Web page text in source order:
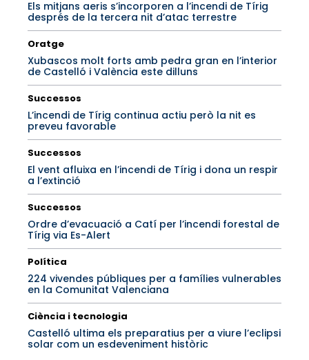
Els mitjans aeris s’incorporen a l’incendi de Tírig
després de la tercera nit d’atac terrestre
Oratge
Xubascos molt forts amb pedra gran en l’interior
de Castelló i València este dilluns
Successos
L’incendi de Tírig continua actiu però la nit es
preveu favorable
Successos
El vent afluixa en l’incendi de Tírig i dona un respir
a l’extinció
Successos
Ordre d’evacuació a Catí per l’incendi forestal de
Tírig via Es-Alert
Política
224 vivendes públiques per a famílies vulnerables
en la Comunitat Valenciana
Ciència i tecnologia
Castelló ultima els preparatius per a viure l’eclipsi
solar com un esdeveniment històric